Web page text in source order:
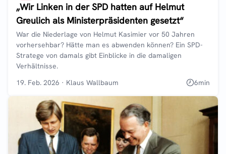
„Wir Linken in der SPD hatten auf Helmut
Greulich als Ministerpräsidenten gesetzt“
War die Niederlage von Helmut Kasimier vor 50 Jahren
vorhersehbar? Hätte man es abwenden können? Ein SPD-
Stratege von damals gibt Einblicke in die damaligen
Verhältnisse.
19. Feb. 2026 · Klaus Wallbaum 6min